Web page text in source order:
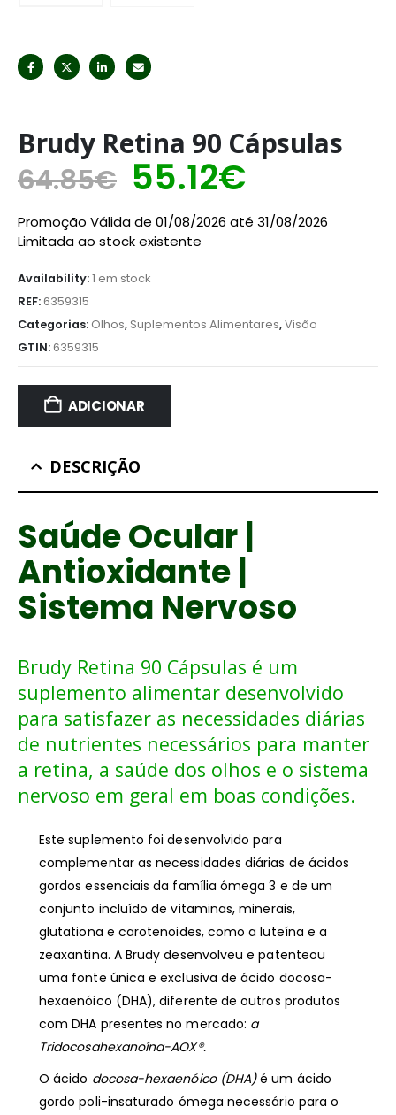
Brudy Retina 90 Cápsulas
64.85€ 55.12€
Promoção Válida de 01/08/2026 até 31/08/2026
Limitada ao stock existente
Availability:1 em stock
REF:6359315
Categorias: Olhos, Suplementos Alimentares,Visão
GTIN:6359315
ADICIONAR
DESCRIÇÃO
Saúde Ocular |
Antioxidante |
Sistema Nervoso
Brudy Retina 90 Cápsulas é um
suplemento alimentar desenvolvido
para satisfazer as necessidades diárias
de nutrientes necessários para manter
a retina, a saúde dos olhos e o sistema
nervoso em geral em boas condições.
Este suplemento foi desenvolvido para
complementar as necessidades diárias de ácidos
gordos essenciais da família ómega 3 e de um
conjunto incluído de vitaminas, minerais,
glutationa e carotenoides, como a luteína e a
zeaxantina. A Brudy desenvolveu e patenteou
uma fonte única e exclusiva de ácido docosa-
hexaenóico (DHA), diferente de outros produtos
com DHA presentes no mercado: a
Tridocosahexanoína-AOX®.
O ácido docosa-hexaenóico (DHA)é um ácido
gordo poli-insaturado ómega necessário para o